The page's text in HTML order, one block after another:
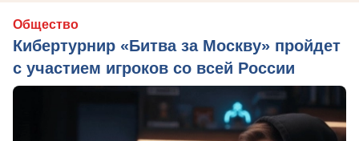
Общество
Кибертурнир «Битва за Москву» пройдет
с участием игроков со всей России